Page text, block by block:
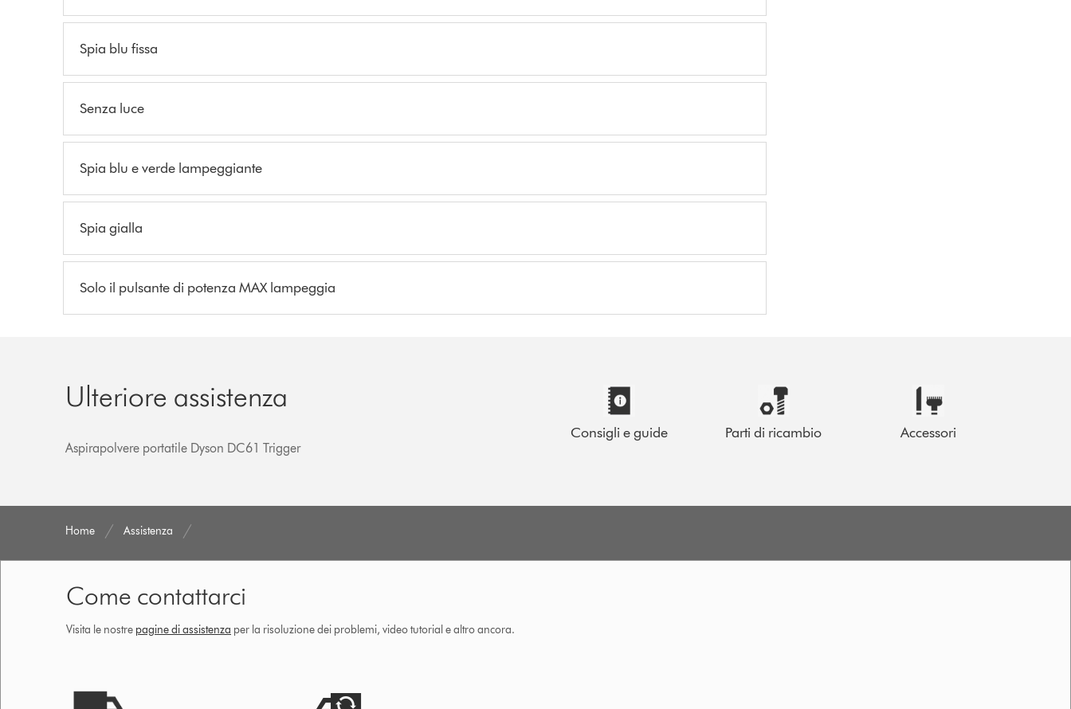
Spia blu fissa
Senza luce
Spia blu e verde lampeggiante
Spia gialla
Solo il pulsante di potenza MAX lampeggia
Ulteriore assistenza
Aspirapolvere portatile Dyson DC61 Trigger
Consigli e guide Parti di ricambio Accessori
Home Assistenza
Come contattarci
Visita le nostre pagine di assistenza per la risoluzione dei problemi, video tutorial e altro ancora.